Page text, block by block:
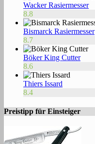
Wacker Rasiermesser
8.8
Bismarck Rasiermesser
8.7
Böker King Cutter
8.6
Thiers Issard
8.4
Preistipp für Einsteiger